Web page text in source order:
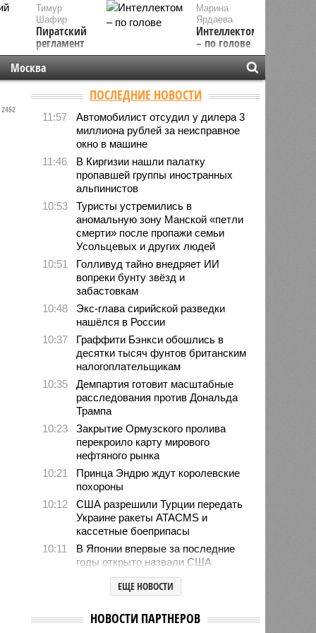
Марина
Ярдаева
Интеллектом
– по голове
Тимур
Шафир
Пиратский
регламент
Москва
2452
ПОСЛЕДНИЕ НОВОСТИ
11:57
Автомобилист отсудил у дилера 3
миллиона рублей за неисправное
окно в машине
11:46
В Киргизии нашли палатку
пропавшей группы иностранных
альпинистов
10:53
Туристы устремились в
аномальную зону Манской «петли
смерти» после пропажи семьи
Усольцевых и других людей
10:51
Голливуд тайно внедряет ИИ
вопреки бунту звёзд и
забастовкам
10:48
Экс-глава сирийской разведки
нашёлся в России
10:37
Граффити Бэнкси обошлись в
десятки тысяч фунтов британским
налогоплательщикам
10:35
Демпартия готовит масштабные
расследования против Дональда
Трампа
10:23
Закрытие Ормузского пролива
перекроило карту мирового
нефтяного рынка
10:21
Принца Эндрю ждут королевские
похороны
10:12
США разрешили Турции передать
Украине ракеты ATACMS и
кассетные боеприпасы
10:11
В Японии впервые за последние
годы открыто назвали США
причастными к ядерным
бомбардировкам
использовать номерные
ЕЩЕ НОВОСТИ
НОВОСТИ ПАРТНЕРОВ